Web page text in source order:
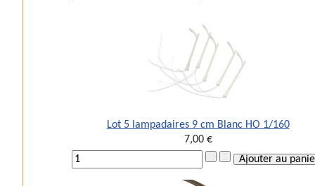
Lot 5 lampadaires 9 cm Blanc HO 1/160
7,00 €